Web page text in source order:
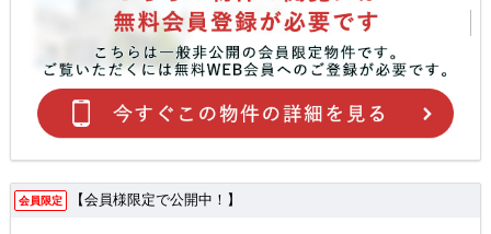
会員限定 【会員様限定で公開中！】